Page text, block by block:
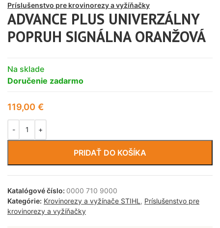
Príslušenstvo pre krovinorezy a vyžíňačky
ADVANCE PLUS UNIVERZÁLNY
POPRUH SIGNÁLNA ORANŽOVÁ
Na sklade
Doručenie zadarmo
119,00 €
PRIDAŤ DO KOŠÍKA
Katalógové číslo: 0000 710 9000
Kategórie: Krovinorezy a vyžínače STIHL , Príslušenstvo pre
krovinorezy a vyžíňačky